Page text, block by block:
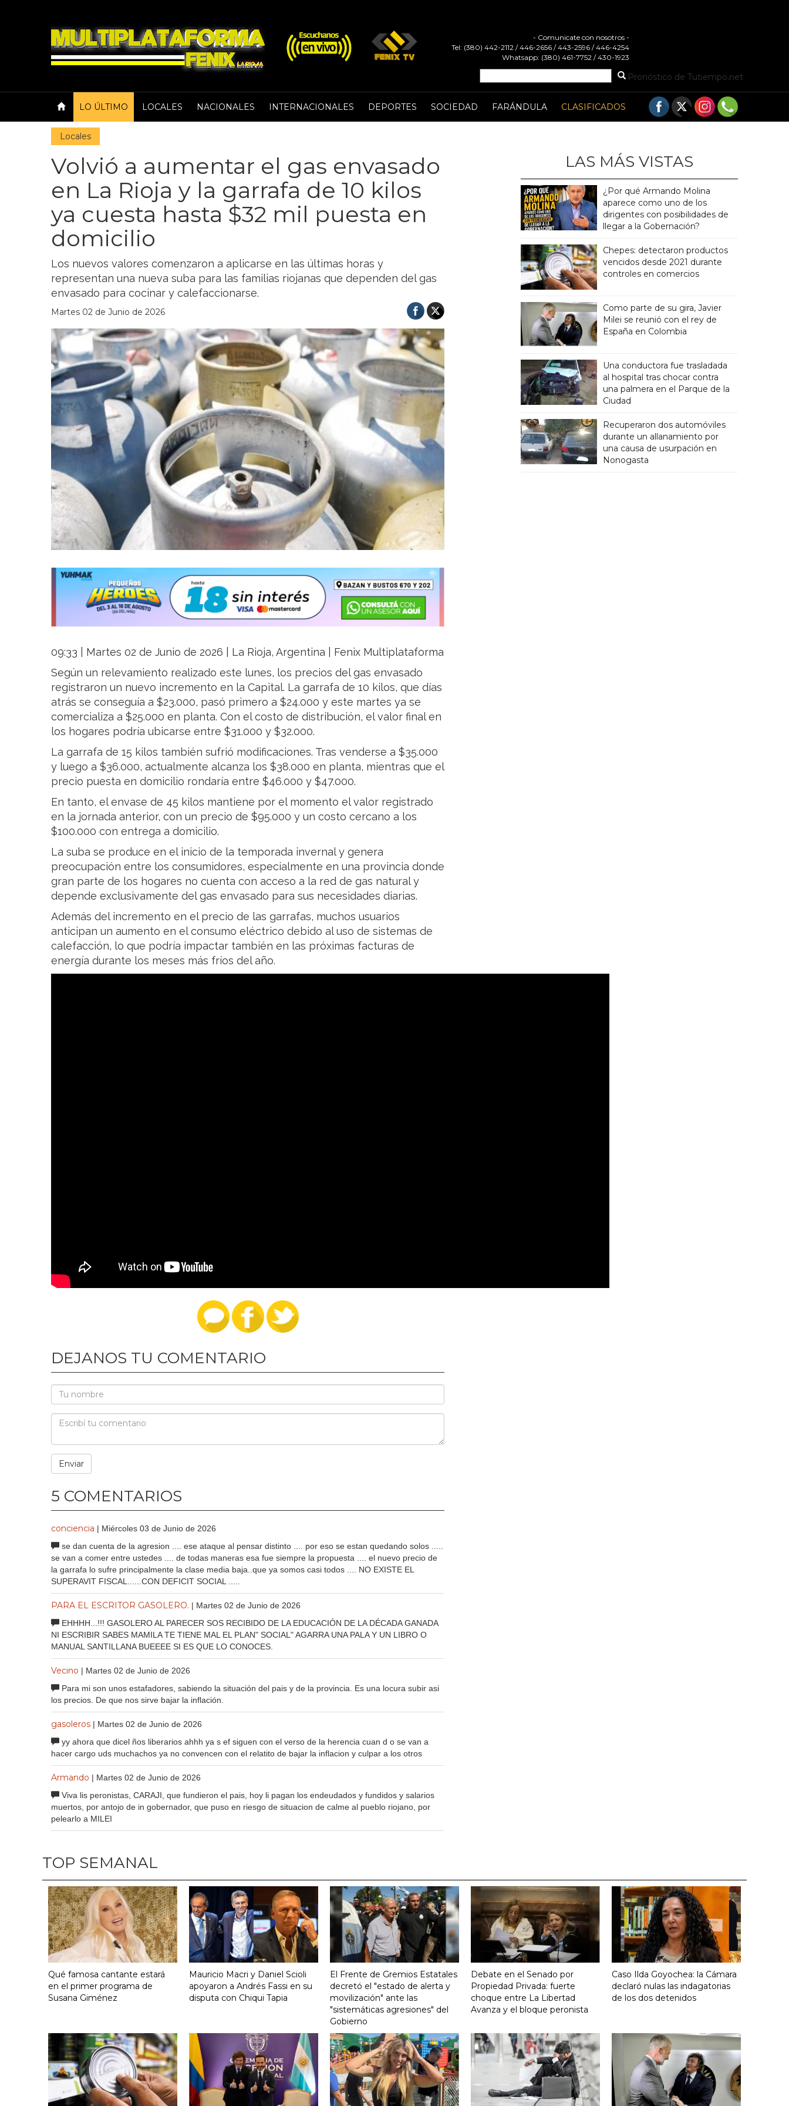
- Comunicate con nosotros -
Tel: (380) 442-2112 / 446-2656 / 443-2596 / 446-4254
Whatsapp: (380) 461-7752 / 430-1923
Pronóstico de Tutiempo.net
LO ÚLTIMO LOCALES NACIONALES INTERNACIONALES DEPORTES SOCIEDAD FARÁNDULA CLASIFICADOS
Locales
Volvió a aumentar el gas envasado
en La Rioja y la garrafa de 10 kilos
ya cuesta hasta $32 mil puesta en
domicilio
Los nuevos valores comenzaron a aplicarse en las últimas horas y
representan una nueva suba para las familias riojanas que dependen del gas
envasado para cocinar y calefaccionarse.
Martes 02 de Junio de 2026
09:33 | Martes 02 de Junio de 2026 | La Rioja, Argentina | Fenix Multiplataforma
Según un relevamiento realizado este lunes, los precios del gas envasado
registraron un nuevo incremento en la Capital. La garrafa de 10 kilos, que días
atrás se conseguía a $23.000, pasó primero a $24.000 y este martes ya se
comercializa a $25.000 en planta. Con el costo de distribución, el valor final en
los hogares podría ubicarse entre $31.000 y $32.000.
La garrafa de 15 kilos también sufrió modificaciones. Tras venderse a $35.000
y luego a $36.000, actualmente alcanza los $38.000 en planta, mientras que el
precio puesta en domicilio rondaría entre $46.000 y $47.000.
En tanto, el envase de 45 kilos mantiene por el momento el valor registrado
en la jornada anterior, con un precio de $95.000 y un costo cercano a los
$100.000 con entrega a domicilio.
La suba se produce en el inicio de la temporada invernal y genera
preocupación entre los consumidores, especialmente en una provincia donde
gran parte de los hogares no cuenta con acceso a la red de gas natural y
depende exclusivamente del gas envasado para sus necesidades diarias.
Además del incremento en el precio de las garrafas, muchos usuarios
anticipan un aumento en el consumo eléctrico debido al uso de sistemas de
calefacción, lo que podría impactar también en las próximas facturas de
energía durante los meses más fríos del año.
DEJANOS TU COMENTARIO
5 COMENTARIOS
conciencia | Miércoles 03 de Junio de 2026
se dan cuenta de la agresion .... ese ataque al pensar distinto .... por eso se estan quedando solos .....
se van a comer entre ustedes .... de todas maneras esa fue siempre la propuesta .... el nuevo precio de
la garrafa lo sufre principalmente la clase media baja..que ya somos casi todos .... NO EXISTE EL
SUPERAVIT FISCAL......CON DEFICIT SOCIAL .....
PARA EL ESCRITOR GASOLERO. | Martes 02 de Junio de 2026
EHHHH...!!! GASOLERO AL PARECER SOS RECIBIDO DE LA EDUCACIÓN DE LA DÉCADA GANADA
NI ESCRIBIR SABES MAMILA TE TIENE MAL EL PLAN" SOCIAL" AGARRA UNA PALA Y UN LIBRO O
MANUAL SANTILLANA BUEEEE SI ES QUE LO CONOCES.
Vecino | Martes 02 de Junio de 2026
Para mi son unos estafadores, sabiendo la situación del pais y de la provincia. Es una locura subir asi
los precios. De que nos sirve bajar la inflación.
gasoleros | Martes 02 de Junio de 2026
yy ahora que dicel ños liberarios ahhh ya s ef siguen con el verso de la herencia cuan d o se van a
hacer cargo uds muchachos ya no convencen con el relatito de bajar la inflacion y culpar a los otros
Armando | Martes 02 de Junio de 2026
Viva lis peronistas, CARAJI, que fundieron el pais, hoy li pagan los endeudados y fundidos y salarios
muertos, por antojo de in gobernador, que puso en riesgo de situacion de calme al pueblo riojano, por
pelearlo a MILEI
LAS MÁS VISTAS
¿Por qué Armando Molina
aparece como uno de los
dirigentes con posibilidades de
llegar a la Gobernación?
Chepes: detectaron productos
vencidos desde 2021 durante
controles en comercios
Como parte de su gira, Javier
Milei se reunió con el rey de
España en Colombia
Una conductora fue trasladada
al hospital tras chocar contra
una palmera en el Parque de la
Ciudad
Recuperaron dos automóviles
durante un allanamiento por
una causa de usurpación en
Nonogasta
TOP SEMANAL
Qué famosa cantante estará
en el primer programa de
Susana Giménez
Mauricio Macri y Daniel Scioli
apoyaron a Andrés Fassi en su
disputa con Chiqui Tapia
El Frente de Gremios Estatales
decretó el "estado de alerta y
movilización" ante las
"sistemáticas agresiones" del
Gobierno
Debate en el Senado por
Propiedad Privada: fuerte
choque entre La Libertad
Avanza y el bloque peronista
Caso Ilda Goyochea: la Cámara
declaró nulas las indagatorias
de los dos detenidos